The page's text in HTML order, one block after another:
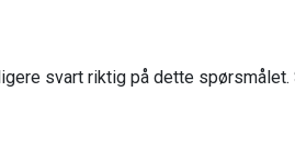
svart riktig på dette